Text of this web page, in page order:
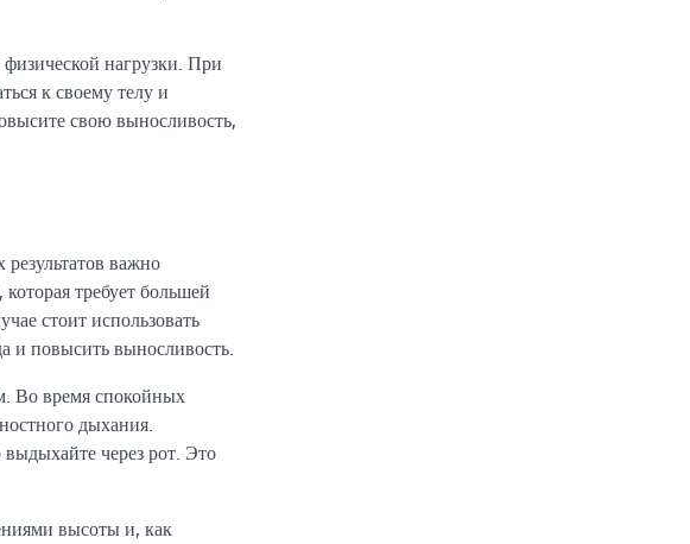
нагрузки. При
к своему телу и
свою выносливость,
важно
требует большей
стоит использовать
и повысить выносливость.
Во время спокойных
дыхания.
выдыхайте через рот. Это
высоты и, как